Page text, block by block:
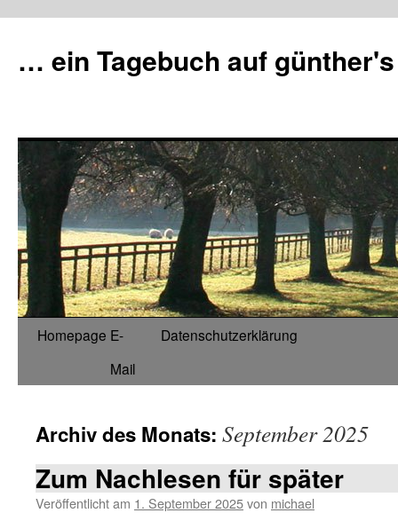
springen
… ein Tagebuch auf
Homepage E-
Mail
Datenschutzerklärung
Archiv des Monats: September 2025
Zum Nachlesen für später
Veröffentlicht am 1. September 2025von michael